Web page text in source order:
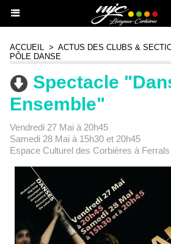
ACCUEIL > ACTUS DES CLUBS &
PÔLE DANSE
Spectacle
Ensemble"
Vendredi 27 Mai à 20h45
Samedi 28 Mai à 15h30 et 20h45
Espace Culturel des Corbières à Ferrals